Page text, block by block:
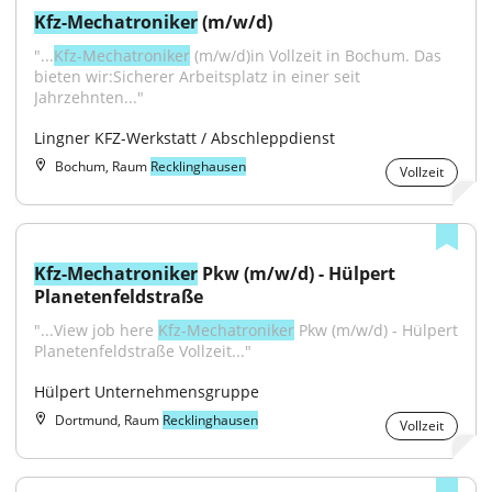
Kfz-Mechatroniker (m/w/d)
"...Kfz-Mechatroniker (m/w/d)in Vollzeit in Bochum. Das
bieten wir:Sicherer Arbeitsplatz in einer seit
Jahrzehnten..."
Lingner KFZ-Werkstatt / Abschleppdienst
Bochum, Raum Recklinghausen Vollzeit
Kfz-Mechatroniker Pkw (m/w/d) - Hülpert
Planetenfeldstraße
"...View job here Kfz-Mechatroniker Pkw (m/w/d) - Hülpert
Planetenfeldstraße Vollzeit..."
Hülpert Unternehmensgruppe
Dortmund, Raum Recklinghausen Vollzeit